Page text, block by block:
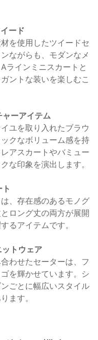
ード
を使用したツイードセ
ながらも、モダンなメ
ラインミニスカートと
ントな装いを楽しむこ
ャーアイテム
ユを取り入れたブラウ
クなボリューム感を持
アスカートやバミュー
な印象を演出します。
、存在感のあるモノグ
ロング丈の両方が展開
るアイテムです。
トウェア
わせたセーターは、フ
を輝かせています。シ
ごとに幅広いスタイル
ます。